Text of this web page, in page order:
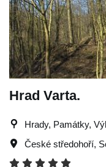
Hrad Varta.
Hrady, Památky,
České středohoří,